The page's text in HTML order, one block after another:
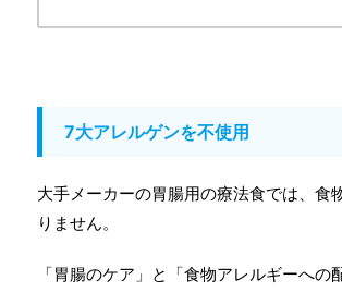
7大アレルゲンを不使用
大手メーカーの胃腸用の療法食では、食
りません。
「胃腸のケア」と「食物アレルギーへの